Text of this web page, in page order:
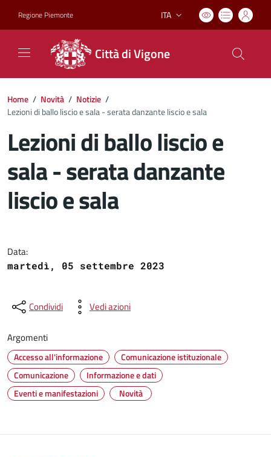
Regione Piemonte Lingua attiva:
ITA
Città di Vigone
Home / Novità / Notizie /
Lezioni di ballo liscio e sala - serata danzante liscio e sala
Lezioni di ballo liscio e
sala - serata danzante
liscio e sala
Data:
martedì, 05 settembre 2023
Condividi Vedi azioni
Argomenti
Accesso all'informazione
Comunicazione istituzionale
Comunicazione
Informazione e dati
Eventi e manifestazioni
Novità